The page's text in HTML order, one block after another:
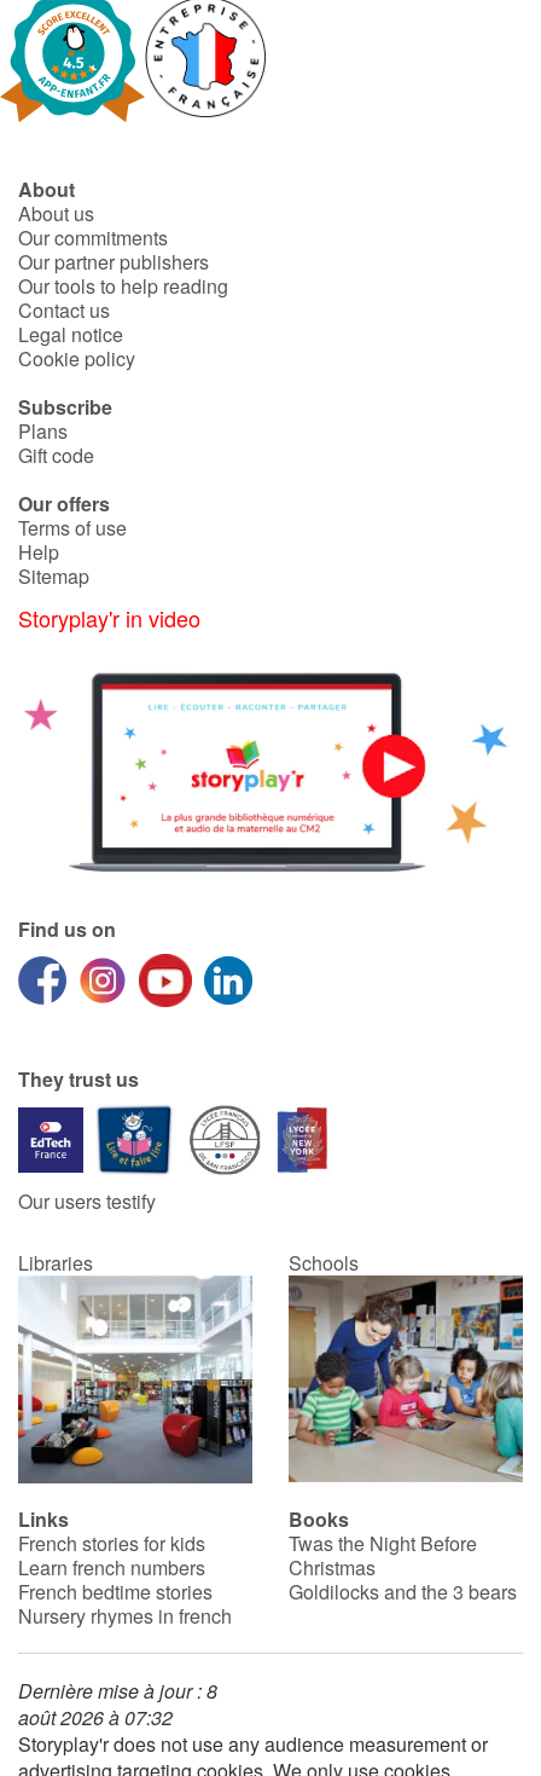
About
About us
Our commitments
Our partner publishers
Our tools to help reading
Contact us
Legal notice
Cookie policy
Subscribe
Plans
Gift code
Our offers
Terms of use
Help
Sitemap
Storyplay'r in video
Find us on
They trust us
Our users testify
Libraries Schools
Links
French stories for kids
Learn french numbers
French bedtime stories
Nursery rhymes in french
Books
Twas the Night Before
Christmas
Goldilocks and the 3 bears
Dernière mise à jour : 8
août 2026 à 07:32
Storyplay'r does not use any audience measurement or